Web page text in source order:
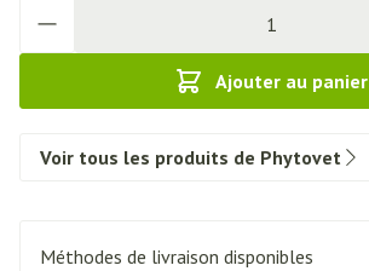
Ajouter au panier
Voir tous les produits de Phytovet
Méthodes de livraison disponibles